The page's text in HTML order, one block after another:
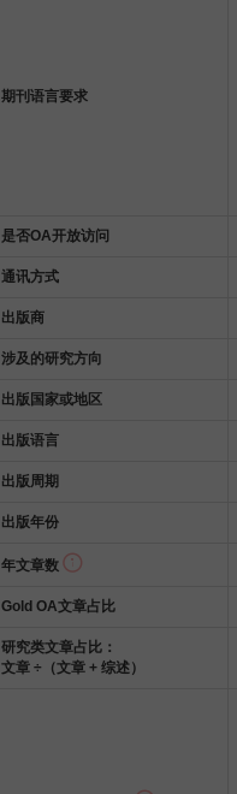
期刊语言要求
是否OA开放访问
通讯方式
出版商
涉及的研究方向
出版国家或地区
出版语言
出版周期
出版年份
年文章数
Gold OA文章占比
研究类文章占比：
文章 ÷（文章 + 综述）